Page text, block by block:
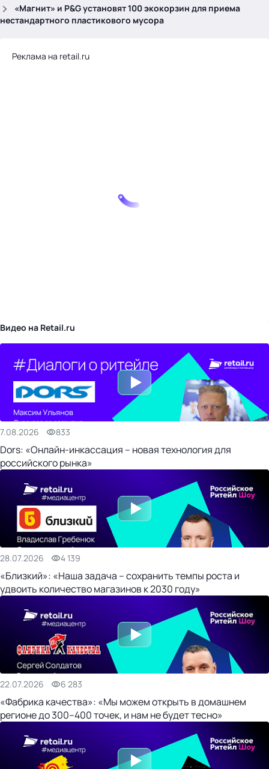
«Магнит» и P&G установят 100 экокорзин для приема
нестандартного пластикового мусора
Реклама на retail.ru
Видео на Retail.ru
7.08.2026 833
Dors: «Онлайн-инкассация – новая технология для
российского рынка»
28.07.2026 4 139
«Близкий»: «Наша задача – сохранить темпы роста и
удвоить количество магазинов к 2030 году»
22.07.2026 6 283
«Фабрика качества»: «Мы можем открыть в домашнем
регионе до 300–400 точек, и нам не будет тесно»